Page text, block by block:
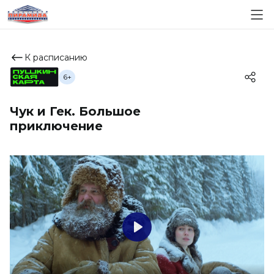
К расписанию
Чук и Гек. Большое
приключение
6+
Play